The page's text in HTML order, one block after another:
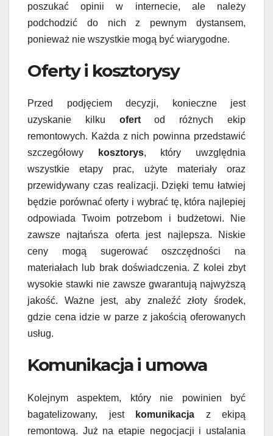
poszukać opinii w internecie, ale należy
podchodzić do nich z pewnym dystansem,
ponieważ nie wszystkie mogą być wiarygodne.
Oferty i kosztorysy
Przed podjęciem decyzji, konieczne jest
uzyskanie kilku ofertod różnych ekip
remontowych. Każda z nich powinna przedstawić
szczegółowy
kosztorys, który uwzględnia
wszystkie etapy prac, użyte materiały oraz
przewidywany czas realizacji. Dzięki temu łatwiej
będzie porównać oferty i wybrać tę, która najlepiej
odpowiada Twoim potrzebom i budżetowi. Nie
zawsze najtańsza oferta jest najlepsza. Niskie
ceny mogą sugerować oszczędności na
materiałach lub brak doświadczenia. Z kolei zbyt
wysokie stawki nie zawsze gwarantują najwyższą
jakość. Ważne jest, aby znaleźć złoty środek,
gdzie cena idzie w parze z jakością oferowanych
usług.
Komunikacja i umowa
Kolejnym aspektem, który nie powinien być
bagatelizowany, jest
komunikacja z ekipą
remontową. Już na etapie negocjacji i ustalania